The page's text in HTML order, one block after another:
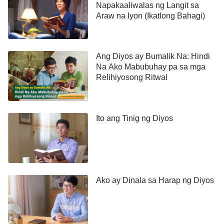
hindi nila ito pinapansin.
Nabuhay ako sa putikan ng kasamaan na ‘to, kaya
unti-unti akong pinasama. Madalas akong lumabas
para uminom kasama ang mga kaibigan ko kapag
walang ginagawa. Para na talaga akong isang hindi
mananampalataya sa ikinikilos ko. Ganon pa man,
lumalabas ang mga salita ng Panginoong Jesus sa
isip ko. “Datapuwa’t ang karumaldumal na
espiritu, kung siya’y lumabas sa tao, ay
lumalakad sa mga dakong walang tubig na
humahanap ng kapahingahan, at hindi
makasumpong. Kung magkagayo’y sinasabi
niya, Babalik ako sa aking bahay na nilabasan
Napakaaliwalas ng Langit sa
Araw na Iyon (Ikatlong Bahagi)
Ang Diyos ay Bumalik Na: Hindi
Na Ako Mabubuhay pa sa mga
Relihiyosong Ritwal
Ito ang Tinig ng Diyos
Ako ay Dinala sa Harap ng Diyos